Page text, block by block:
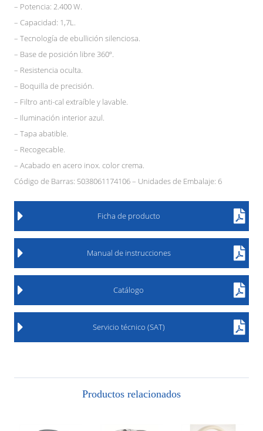
– Potencia: 2.400 W.
– Capacidad: 1,7L.
– Tecnología de ebullición silenciosa.
– Base de posición libre 360º.
– Resistencia oculta.
– Boquilla de precisión.
– Filtro anti-cal extraíble y lavable.
– Iluminación interior azul.
– Tapa abatible.
– Recogecable.
– Acabado en acero inox. color crema.
Código de Barras: 5038061174106 – Unidades de Embalaje: 6
Ficha de producto
Manual de instrucciones
Catálogo
Servicio técnico (SAT)
Productos relacionados